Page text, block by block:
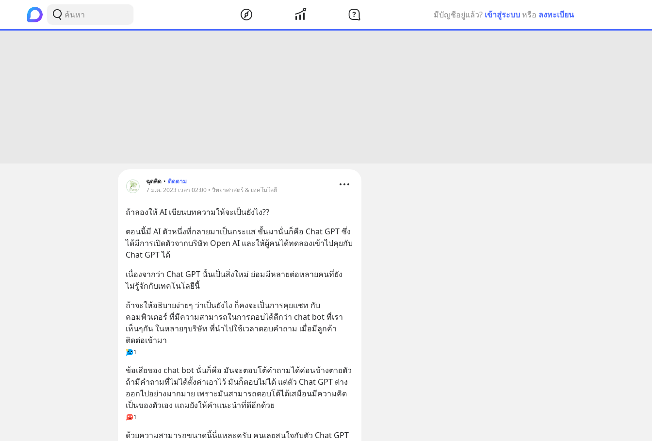
มีบัญชีอยู่แล้ว? เข้าสู่ระบบ หรือ ลงทะเบียน
ฉุดคิด • ติดตาม
7 ม.ค. 2023 เวลา 02:00 • วิทยาศาสตร์ & เทคโนโลยี
ถ้าลองให้ AI เขียนบทความให้จะเป็นยังไง??
ตอนนี้มี AI ตัวหนึ่งที่กลายมาเป็นกระแส ขั้นมานั่นก็คือ Chat GPT ซึ่ง
ได้มีการเปิดตัวจากบริษัท Open AI และให้ผู้คนได้ทดลองเข้าไปคุยกับ
Chat GPT ได้
เนื่องจากว่า Chat GPT นั้นเป็นสิ่งใหม่ ย่อมมีหลายต่อหลายคนที่ยัง
ไม่รู้จักกับเทคโนโลยีนี้
ถ้าจะให้อธิบายง่ายๆ ว่าเป็นยังไง ก็คงจะเป็นการคุยแชท กับ
คอมพิวเตอร์ ที่มีความสามารถในการตอบได้ดีกว่า chat bot ที่เรา
เห็นๆกัน ในหลายๆบริษัท ที่นำไปใช้เวลาตอบคำถาม เมื่อมีลูกค้า
ติดต่อเข้ามา
1
ข้อเสียของ chat bot นั่นก็คือ มันจะตอบโต้คำถามได้ค่อนข้างตายตัว
ถ้ามีคำถามที่ไม่ได้ตั้งค่าเอาไว้ มันก็ตอบไม่ได้ แต่ตัว Chat GPT ต่าง
ออกไปอย่างมากมาย เพราะมันสามารถตอบโต้ได้เสมือนมีความคิด
เป็นของตัวเอง แถมยังให้คำแนะนำที่ดีอีกด้วย
1
ด้วยความสามารถขนาดนี้นี่แหละครับ คนเลยสนใจกับตัว Chat GPT